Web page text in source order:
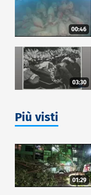
00:46
03:30
Più visti
01:29